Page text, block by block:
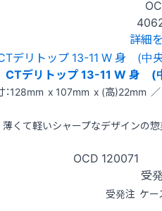
詳細
CTデリトップ 13-11 W 身 (
：128mm x 107mm x (高)22mm ／
薄くて軽いシャープなデザインの
OCD 120071
受
受発注 ケ